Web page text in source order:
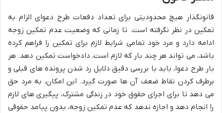
قانونگذار هیچ محدودیتی برای تعداد دفعات طرح دعوای الزام به
تمکین در نظر نگرفته است. تا زمانی که وضعیت عدم تمکین زوجه
ادامه دارد و مرد خود تمامی شرایط لازم برای تمکین را فراهم کرده
باشد، می تواند هر چند بار که لازم است، دادخواست تمکین دهد. هر
بار طرح دعوا، باید با بررسی دقیق دلایل رد شدن پرونده های قبلی و
برطرف کردن نقاط ضعف آن ها صورت گیرد. این امکان، به مرد حق
می دهد تا برای اجرای حقوق خود در زندگی مشترک، پیگیری های لازم
را انجام دهد و اجازه ندهد که عدم تمکین زوجه، بدون پیامد حقوقی